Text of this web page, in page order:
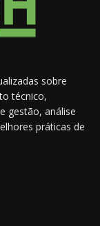
sobre
técnico,
gestão, análise
práticas de